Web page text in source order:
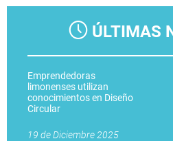
ÚLTIMAS
Emprendedoras
limonenses utilizan
conocimientos en Diseño
Circular
19 de Diciembre 2025